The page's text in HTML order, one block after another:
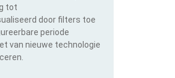
tot
door filters toe
periode
van nieuwe technologie